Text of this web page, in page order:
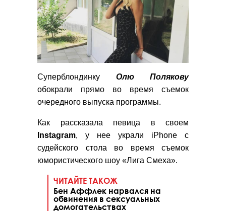
Суперблондинку Олю Полякову
обокрали прямо во время съемок
очередного выпуска программы.
Как рассказала певица в своем
Instagram, у нее украли iPhone с
судейского стола во время съемок
юмористического шоу «Лига Смеха».
ЧИТАЙТЕ ТАКОЖ
Бен Аффлек нарвался на
обвинения в сексуальных
домогательствах